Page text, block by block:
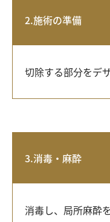
2.施術の準備
切除する部分をデ
3.消毒・麻酔
消毒し、局所麻酔